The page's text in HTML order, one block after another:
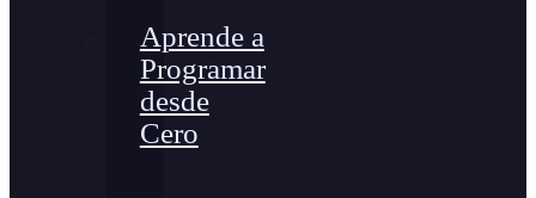
Aprende a
Programar
desde
Cero